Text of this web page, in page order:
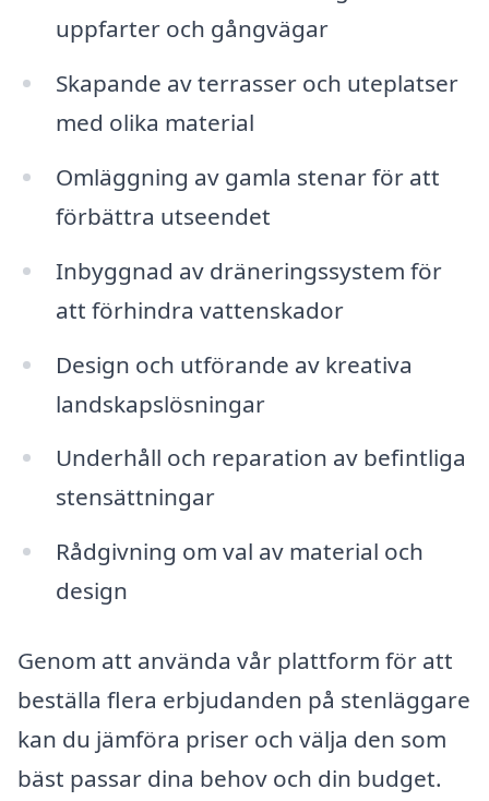
uppfarter och gångvägar
Skapande av terrasser och uteplatser
med olika material
Omläggning av gamla stenar för att
förbättra utseendet
Inbyggnad av dräneringssystem för
att förhindra vattenskador
Design och utförande av kreativa
landskapslösningar
Underhåll och reparation av befintliga
stensättningar
Rådgivning om val av material och
design
Genom att använda vår plattform för att
beställa flera erbjudanden på stenläggare
kan du jämföra priser och välja den som
bäst passar dina behov och din budget.